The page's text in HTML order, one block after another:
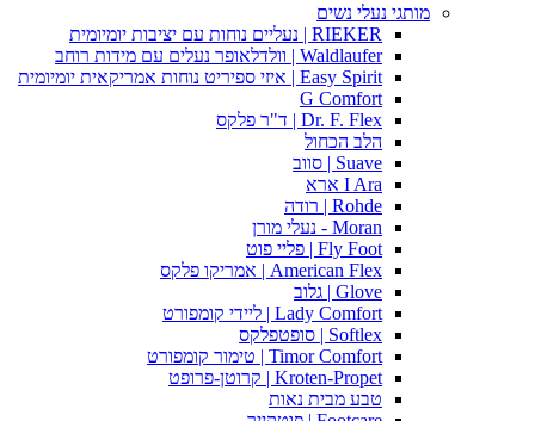
מותגי נעלי נשים
RIEKER | נעליים נוחות עם יציבות יומיומית
Waldlaufer | וולדלאופר נעלים עם מידות רוחב
Easy Spirit | איזי ספיריט נוחות אמריקאית יומיומית
G Comfort
Dr. F. Flex | ד"ר פלקס
הלב הכחול
Suave | סווב
I Ara ארא
Rohde | רודה
Moran - נעלי מורן
Fly Foot | פליי פוט
American Flex | אמריקו פלקס
Glove | גלוב
Lady Comfort | ליידי קומפורט
Softlex | סופטפלקס
Timor Comfort | טימור קומפורט
Kroten-Propet | קרוטן-פרופט
טבע מבית נאות